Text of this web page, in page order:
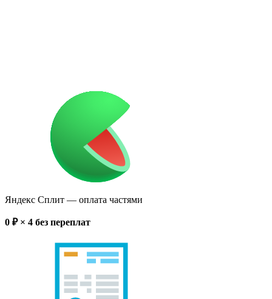
Яндекс Сплит — оплата частями
0 ₽ × 4 без переплат